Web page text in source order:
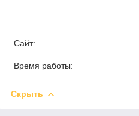
Сайт:
Время работы:
Скрыть